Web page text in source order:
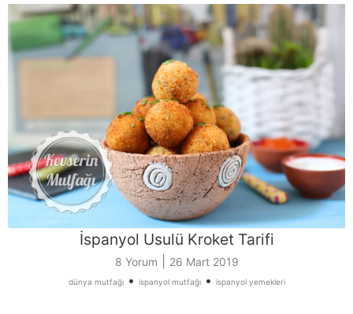
İspanyol Usulü Kroket Tarifi
8 Yorum 26 Mart 2019
dünya mutfağı• ispanyol mutfağı• ispanyol yemekleri